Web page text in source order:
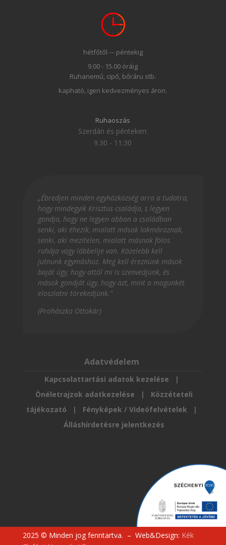
hétfőtől -– péntekig
9.00 - 15.00 óráig
Ruhanemű, cipő, bőráru stb.
kapható, igen kedvezményes áron.
Ruhaoszás
Szerdán és pénteken:
9.30 - 11:30
„Ébredjen minden egyházközség arra a tudatra,
hogy mindegyik Krisztus családja, s legyen
gondja, hogy ne legyen abban a családban
senki, aki éhezik, mialatt mások lakmároznak,
senki, aki mezítelen, mialatt másnak fölös
ruhája vagy lábbelije van. Közelebb kell
jutnunk egymáshoz. Meg kell éreznünk mások
baját úgy, hogy attól mi is szenvedjünk, és
mások gondját úgy, hogy azt, mint a magunkét
eloszlatni törekedjünk.”
(Prohászka Ottokár)
Adatvédelem
Kapcsolattartási adatok kezelése |
Önéletrajzok adatkezelése
| Közzéteteli
tájékozató | Fényképek / Videófelvételek |
Álláshírdetésre jelentkezés
2025 © Minden jog fenntartva. – Web&Design: Kék